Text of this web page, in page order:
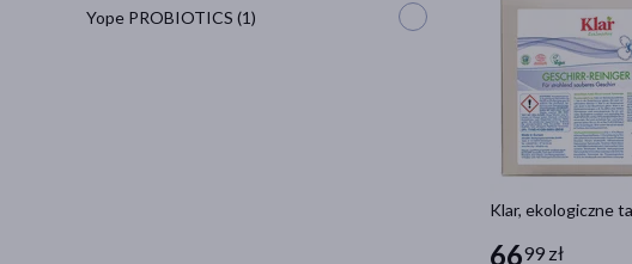
Klar, ekologiczne
6699 zł
Yope PROBIOTICS (1)